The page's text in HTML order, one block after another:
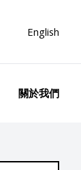
English
關於我們